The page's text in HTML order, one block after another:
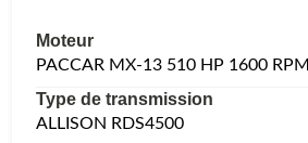
Moteur
PACCAR MX-13 510 HP 1600 RPM
Type de transmission
ALLISON RDS4500